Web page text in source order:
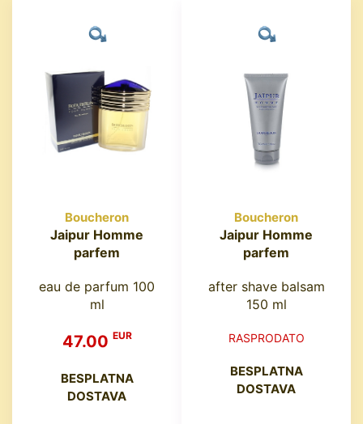
Boucheron
Jaipur Homme
parfem
eau de parfum 100
ml
47.00 EUR
BESPLATNA
DOSTAVA
Boucheron
Jaipur Homme
parfem
after shave balsam
150 ml
RASPRODATO
BESPLATNA
DOSTAVA